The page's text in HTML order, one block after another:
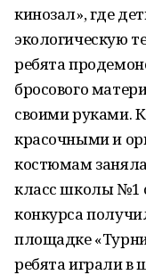
кинозал», где
экологическую
ребята
бросового
своими руками.
красочными и
костюмам
класс школы №1
конкурса
площадке
ребята играли